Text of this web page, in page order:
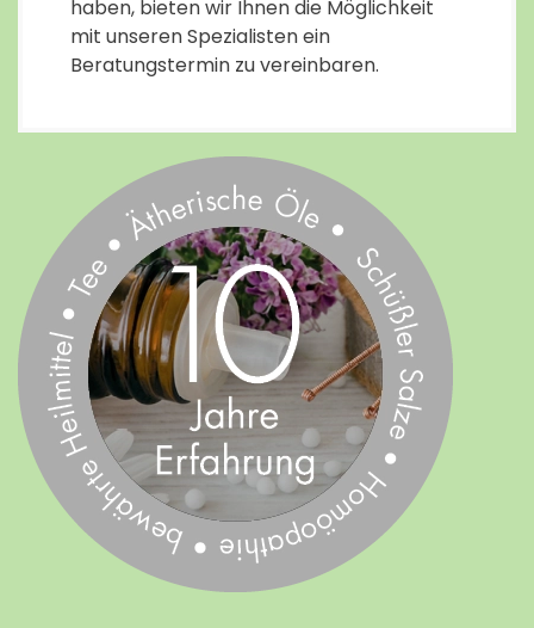
haben, bieten wir Ihnen die Möglichkeit
mit unseren Spezialisten ein
Beratungstermin zu vereinbaren.